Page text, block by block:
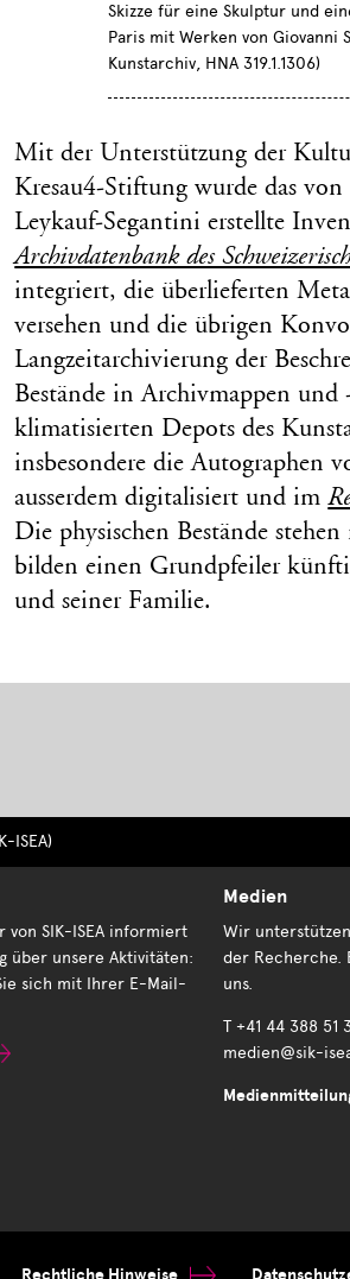
Skizze für eine Skulptur und
Paris mit Werken von Giovanni
Kunstarchiv, HNA 319.1.1306)
Mit der Unterstützung der
Kresau4-Stiftung wurde das
Leykauf-Segantini erstellte
Archivdatenbank des
integriert, die überlieferten
versehen und die übrigen
Langzeitarchivierung der
Bestände in Archivmappen
klimatisierten Depots des
insbesondere die Autographen
ausserdem digitalisiert und im
Die physischen Bestände
bilden einen Grundpfeiler
und seiner Familie.
ISEA)
von SIK-ISEA informiert
über unsere Aktivitäten:
sich mit Ihrer E-Mail-
Medien
Wir
der Recherche.
uns.
T +41 44 388 51
medien@sik-